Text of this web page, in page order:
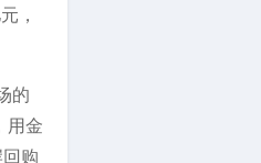
，
的
用金
购